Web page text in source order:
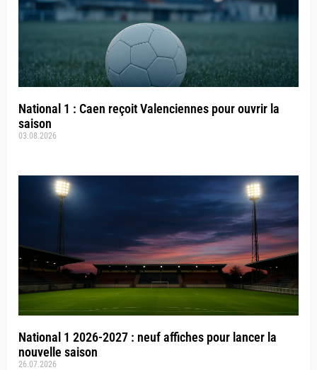
National 1 : Caen reçoit Valenciennes pour ouvrir la
saison
03.08.2026
National 1 2026-2027 : neuf affiches pour lancer la
nouvelle saison
26.07.2026